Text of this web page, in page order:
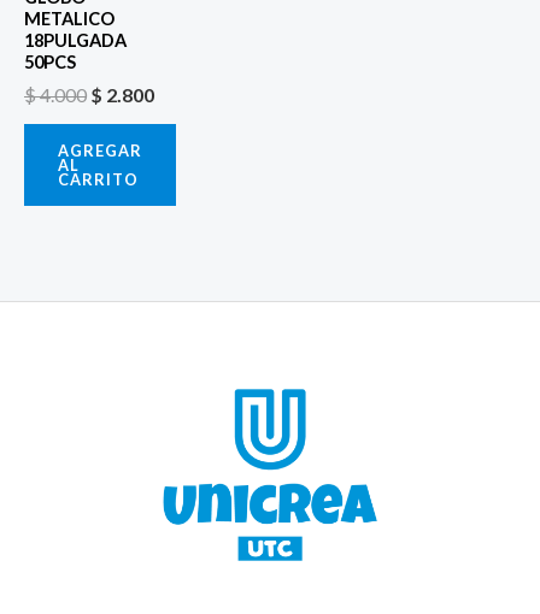
METALICO
18PULGADA
50PCS
$4.000 $ 2.800
AGREGAR
AL
CARRITO